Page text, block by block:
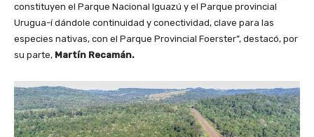
constituyen el Parque Nacional Iguazú y el Parque provincial
Urugua-í dándole continuidad y conectividad, clave para las
especies nativas, con el Parque Provincial Foerster”, destacó, por
su parte, Martín Recamán.